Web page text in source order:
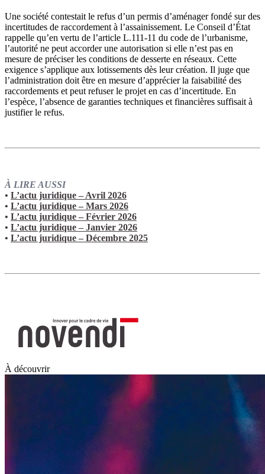
Une société contestait le refus d’un permis d’aménager fondé sur des
incertitudes de raccordement à l’assainissement. Le Conseil d’État
rappelle qu’en vertu de l’article L.111-11 du code de l’urbanisme,
l’autorité ne peut accorder une autorisation si elle n’est pas en
mesure de préciser les conditions de desserte en réseaux. Cette
exigence s’applique aux lotissements dès leur création. Il juge que
l’administration doit être en mesure d’apprécier la faisabilité des
raccordements et peut refuser le projet en cas d’incertitude. En
l’espèce, l’absence de garanties techniques et financières suffisait à
justifier le refus.
À LIRE AUSSI
• L’actu juridique – Avril 2026
• L’actu juridique – Mars 2026
• L’actu juridique – Février 2026
• L’actu juridique – Janvier 2026
• L’actu juridique – Décembre 2025
À découvrir